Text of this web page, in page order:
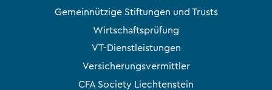
Gemeinnützige Stiftungen und Trusts
Wirtschaftsprüfung
VT-Dienstleistungen
Versicherungsvermittler
CFA Society Liechtenstein